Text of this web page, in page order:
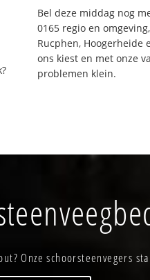
Bel deze middag nog
0165 regio en
Rucphen, Hoogerheide
ons kiest en met onze
problemen klein.
Onze schoorsteenvegers